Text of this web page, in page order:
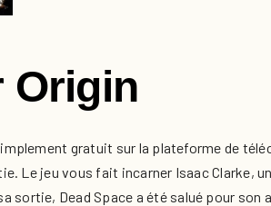
Origin
gratuit sur la plateforme de
Le jeu vous fait incarner Isaac Clarke,
Dead Space a été salué pour son